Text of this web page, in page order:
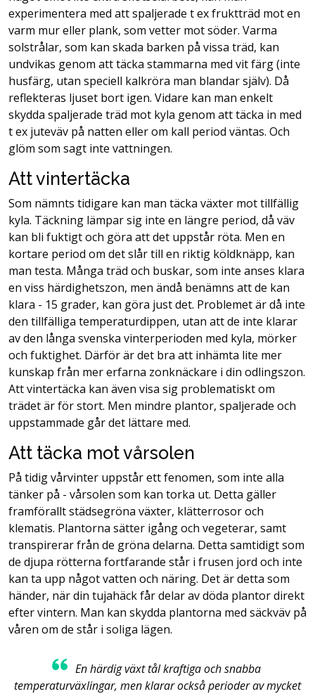
experimentera med att spaljerade t ex fruktträd mot en
varm mur eller plank, som vetter mot söder. Varma
solstrålar, som kan skada barken på vissa träd, kan
undvikas genom att täcka stammarna med vit färg (inte
husfärg, utan speciell kalkröra man blandar själv). Då
reflekteras ljuset bort igen. Vidare kan man enkelt
skydda spaljerade träd mot kyla genom att täcka in med
t ex juteväv på natten eller om kall period väntas. Och
glöm som sagt inte vattningen.
Att vintertäcka
Som nämnts tidigare kan man täcka växter mot tillfällig
kyla. Täckning lämpar sig inte en längre period, då väv
kan bli fuktigt och göra att det uppstår röta. Men en
kortare period om det slår till en riktig köldknäpp, kan
man testa. Många träd och buskar, som inte anses klara
en viss härdighetszon, men ändå benämns att de kan
klara - 15 grader, kan göra just det. Problemet är då inte
den tillfälliga temperaturdippen, utan att de inte klarar
av den långa svenska vinterperioden med kyla, mörker
och fuktighet. Därför är det bra att inhämta lite mer
kunskap från mer erfarna zonknäckare i din odlingszon.
Att vintertäcka kan även visa sig problematiskt om
trädet är för stort. Men mindre plantor, spaljerade och
uppstammade går det lättare med.
Att täcka mot vårsolen
På tidig vårvinter uppstår ett fenomen, som inte alla
tänker på - vårsolen som kan torka ut. Detta gäller
framförallt städsegröna växter, klätterrosor och
klematis. Plantorna sätter igång och vegeterar, samt
transpirerar från de gröna delarna. Detta samtidigt som
de djupa rötterna fortfarande står i frusen jord och inte
kan ta upp något vatten och näring. Det är detta som
händer, när din tujahäck får delar av döda plantor direkt
efter vintern. Man kan skydda plantorna med säckväv på
våren om de står i soliga lägen.
En härdig växt tål kraftiga och snabba
temperaturväxlingar, men klarar också perioder av mycket